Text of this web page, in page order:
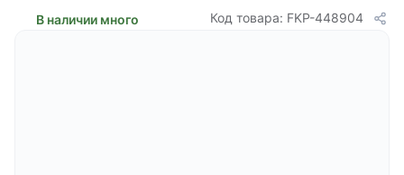
В наличии много Код товара: FKP-448904